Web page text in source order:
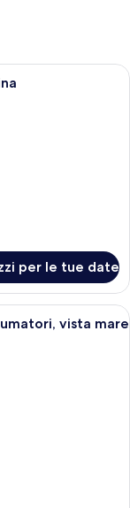
moderno con divano,
per le tue date
d'albergo moderna
vista mare